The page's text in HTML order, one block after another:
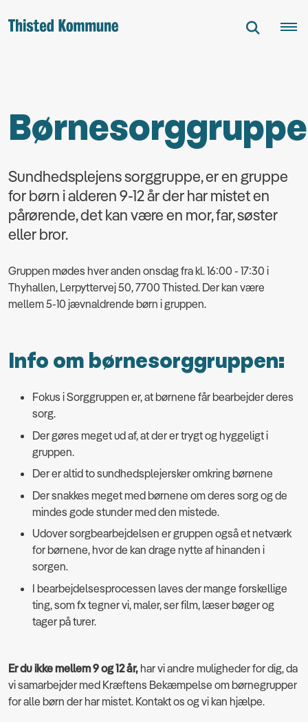
Børnesorggruppe
Sundhedsplejens sorggruppe, er en gruppe
for børn i alderen 9-12 år der har mistet en
pårørende, det kan være en mor, far, søster
eller bror.
Gruppen mødes hver anden onsdag fra kl. 16:00 - 17:30 i
Thyhallen, Lerpyttervej 50, 7700 Thisted. Der kan være
mellem 5-10 jævnaldrende børn i gruppen.
Info om børnesorggruppen:
Fokus i Sorggruppen er, at børnene får bearbejder deres
sorg.
Der gøres meget ud af, at der er trygt og hyggeligt i
gruppen.
Der er altid to sundhedsplejersker omkring børnene
Der snakkes meget med børnene om deres sorg og de
mindes gode stunder med den mistede.
Udover sorgbearbejdelsen er gruppen også et netværk
for børnene, hvor de kan drage nytte af hinanden i
sorgen.
I bearbejdelsesprocessen laves der mange forskellige
ting, som fx tegner vi, maler, ser film, læser bøger og
tager på turer.
Er du ikke mellem 9 og 12 år, har vi andre muligheder for dig, da
vi samarbejder med Kræftens Bekæmpelse om børnegrupper
for alle børn der har mistet. Kontakt os og vi kan hjælpe.